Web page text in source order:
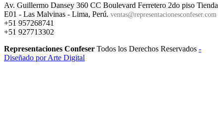
Av. Guillermo Dansey 360 CC Boulevard Ferretero 2do piso Tienda
E01 - Las Malvinas - Lima, Perú. ventas@representacionesconfeser.com
+51 957268741
+51 927713302
Representaciones Confeser Todos los Derechos Reservados -
Diseñado por Arte Digital